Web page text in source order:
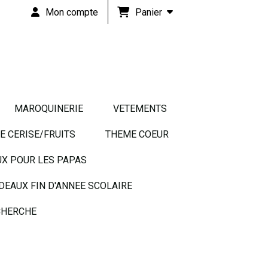
Mon compte Panier
MAROQUINERIE VETEMENTS
CERISE/FRUITS THEME COEUR
POUR LES PAPAS
FIN D'ANNEE SCOLAIRE